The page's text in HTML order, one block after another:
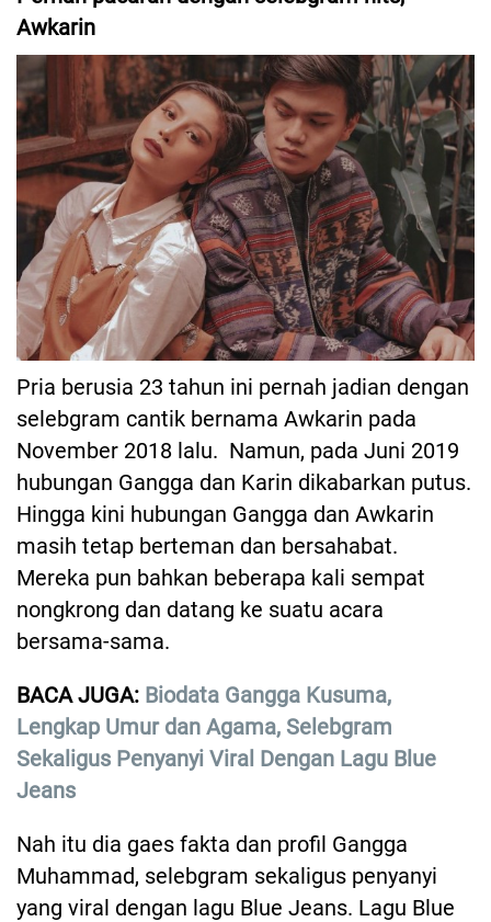
Awkarin
Pria berusia 23 tahun ini pernah jadian dengan
selebgram cantik bernama Awkarin pada
November 2018 lalu. Namun, pada Juni 2019
hubungan Gangga dan Karin dikabarkan putus.
Hingga kini hubungan Gangga dan Awkarin
masih tetap berteman dan bersahabat.
Mereka pun bahkan beberapa kali sempat
nongkrong dan datang ke suatu acara
bersama-sama.
BACA JUGA: Biodata Gangga Kusuma,
Lengkap Umur dan Agama, Selebgram
Sekaligus Penyanyi Viral Dengan Lagu Blue
Jeans
Nah itu dia gaes fakta dan profil Gangga
Muhammad, selebgram sekaligus penyanyi
yang viral dengan lagu Blue Jeans. Lagu Blue